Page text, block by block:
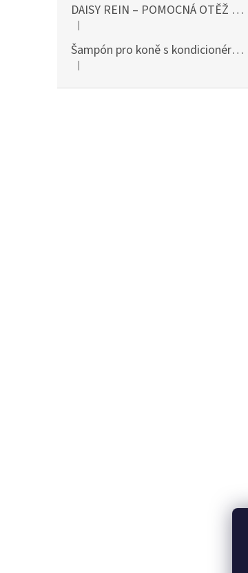
DAISY REIN – POMOCNÁ OTĚŽ PROTI STAHOVÁNÍ HLAVY DOLŮ ČERNÁ SHIRES
Hodnocení produktu je 5 z 5 hvězdiček.
|
Šampón pro koně s kondicionérem 500ml Waldhausen
Hodnocení produktu je 5 z 5 hvězdiček.
|